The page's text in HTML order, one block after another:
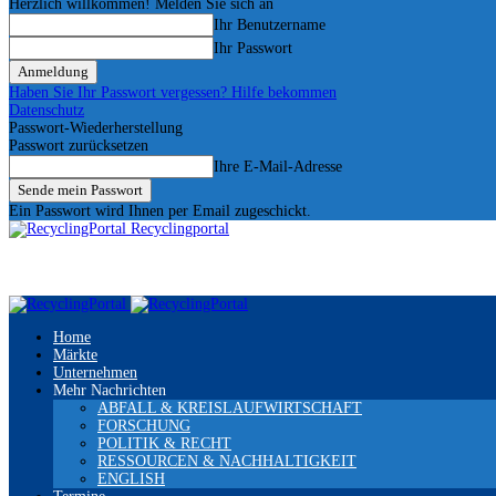
Herzlich willkommen! Melden Sie sich an
Ihr Benutzername
Ihr Passwort
Haben Sie Ihr Passwort vergessen? Hilfe bekommen
Datenschutz
Passwort-Wiederherstellung
Passwort zurücksetzen
Ihre E-Mail-Adresse
Ein Passwort wird Ihnen per Email zugeschickt.
Recyclingportal
Home
Märkte
Unternehmen
Mehr Nachrichten
ABFALL & KREISLAUFWIRTSCHAFT
FORSCHUNG
POLITIK & RECHT
RESSOURCEN & NACHHALTIGKEIT
ENGLISH